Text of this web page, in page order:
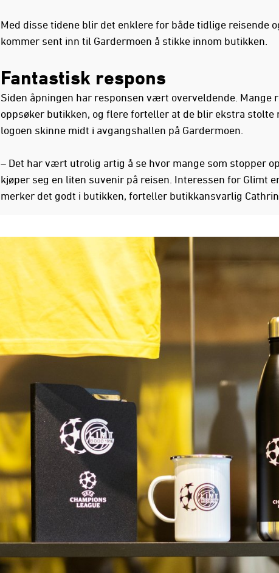
Med disse tidene blir det enklere for både tidlige reisende
kommer sent inn til Gardermoen å stikke innom butikken.
Fantastisk respons
Siden åpningen har responsen vært overveldende. Mange
oppsøker butikken, og flere forteller at de blir ekstra stolte
logoen skinne midt i avgangshallen på Gardermoen.
– Det har vært utrolig artig å se hvor mange som stopper
kjøper seg en liten suvenir på reisen. Interessen for Glimt
merker det godt i butikken, forteller butikkansvarlig